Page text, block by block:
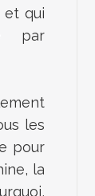
et qui
par
les
pour
la